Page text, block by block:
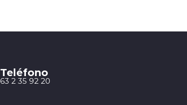
Teléfono
63 2 35 92 20